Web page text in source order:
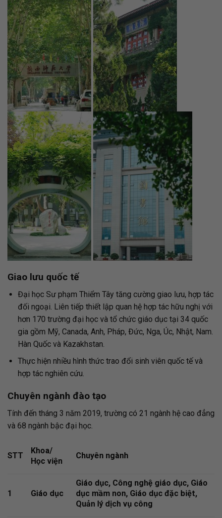
Giao lưu quốc tế
Đại học Sư phạm Thiểm Tây tăng cường giao lưu, hợp tác
đối ngoại. Liên tiếp thiết lập quan hệ hợp tác hữu nghị với
hơn 170 trường đại học và tổ chức giáo dục tại 34 quốc
gia gồm Mỹ, Canada, Anh, Pháp, Đức, Nga, Úc, Nhật, Nam.
Hàn Quốc và Kazakhstan.
Thực hiện nhiều hình thức trao đổi sinh viên quốc tế và
hợp tác nghiên cứu.
Chuyên ngành đào tạo
Tính đến tháng 3 năm 2019, trường có 21 ngành hệ cao đẳng
và 68 ngành bậc đại học.
STT
Khoa/
Học viện
Chuyên ngành
1 Giáo dục
Giáo dục, Công nghệ giáo dục, Giáo
dục mầm non, Giáo dục đặc biệt,
Quản lý dịch vụ công